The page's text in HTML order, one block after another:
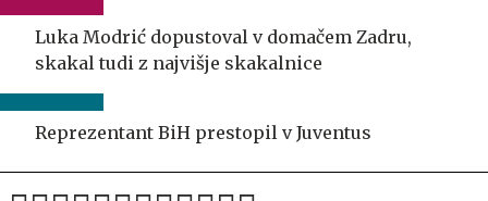
Luka Modrić dopustoval v domačem Zadru,
skakal tudi z najvišje skakalnice
Reprezentant BiH prestopil v Juventus